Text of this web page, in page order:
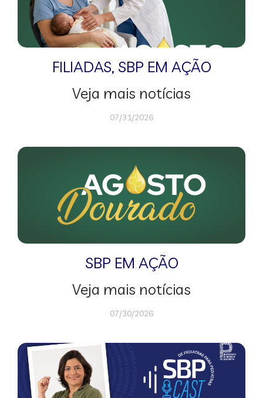
FILIADAS, SBP EM AÇÃO
Veja mais notícias
07/31/2026
SBP EM AÇÃO
Veja mais notícias
07/30/2026